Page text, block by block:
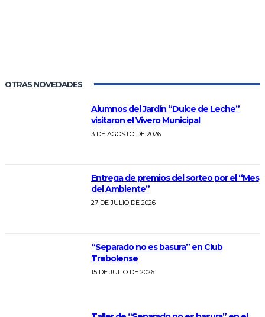
OTRAS NOVEDADES
Alumnos del Jardín “Dulce de Leche”
visitaron el Vivero Municipal
3 DE AGOSTO DE 2026
Entrega de premios del sorteo por el “Mes
del Ambiente”
27 DE JULIO DE 2026
“Separado no es basura” en Club
Trebolense
15 DE JULIO DE 2026